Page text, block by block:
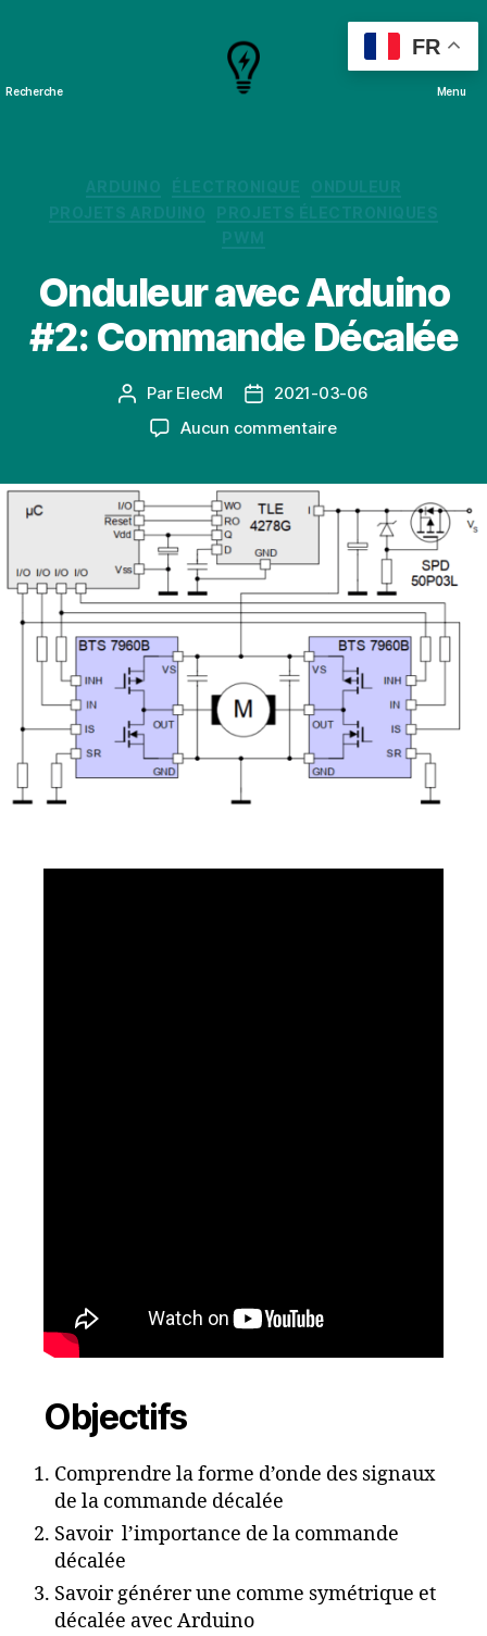
Recherche Menu
Onduleur avec Arduino
#2: Commande Décalée
Auteur
l’article
Par ElecM
Date2021-03-06
Aucun commentairesur
Commande
Objectifs
Comprendre la forme d’onde des signaux
de la commande décalée
Savoir l’importance de la commande
décalée
Savoir générer une comme symétrique et
décalée avec Arduino
FR